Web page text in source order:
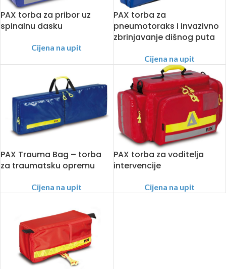
PAX torba za pribor uz
spinalnu dasku
Cijena na upit
PAX torba za
pneumotoraks i invazivno
zbrinjavanje dišnog puta
Cijena na upit
PAX Trauma Bag – torba
za traumatsku opremu
Cijena na upit
PAX torba za voditelja
intervencije
Cijena na upit